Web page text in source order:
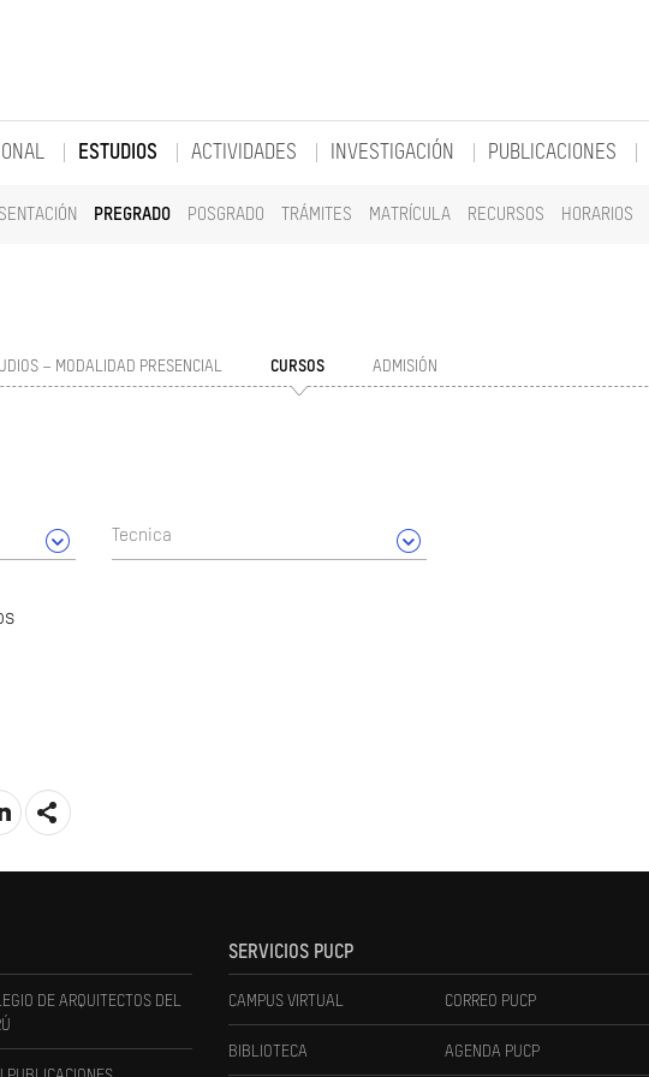
ESTUDIOS
PREGRADO POSGRADO TRÁMITES MATRÍCULA RECURSOS HORARIOS
ACTIVIDADES INVESTIGACIÓN PUBLICACIONES
– MODALIDAD PRESENCIAL CURSOS ADMISIÓN
Tecnica
DE ARQUITECTOS DEL
SERVICIOS PUCP
CAMPUS VIRTUAL CORREO PUCP
BIBLIOTECA AGENDA PUCP